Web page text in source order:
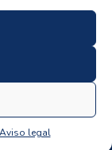
Aviso legal